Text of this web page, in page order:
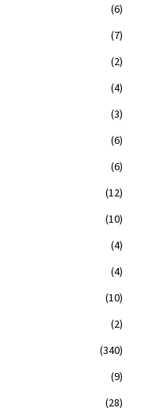
(6)
(7)
(2)
(4)
(3)
(6)
(6)
(12)
(10)
(4)
(4)
(10)
(2)
(340)
(9)
(28)